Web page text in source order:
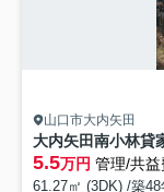
山口市大内矢田
大内矢田南小林貸
5.5万円 管理/共益
61.27㎡ (3DK) /築